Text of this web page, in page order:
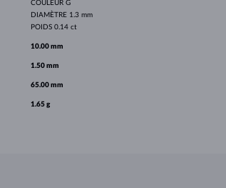
COULEUR G
DIAMÈTRE 1.3 mm
POIDS 0.14 ct
10.00 mm
1.50 mm
65.00 mm
1.65 g